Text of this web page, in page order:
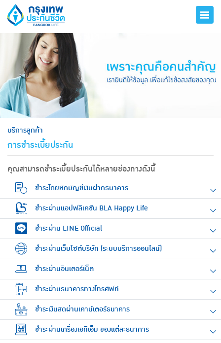
บริการลูกค้า
การชำระเบี้ยประกัน
คุณสามารถชำระเบี้ยประกันได้หลายช่องทางดังนี้
ชำระโดยหักบัญชีเงินฝากธนาคาร
ชำระผ่านแอปพลิเคชัน BLA Happy Life
ชำระผ่าน LINE Official
ชำระผ่านเว็บไซต์บริษัท (ระบบบริการออนไลน์)
ชำระผ่านอินเตอร์เน็ต
ชำระผ่านธนาคารทางโทรศัพท์
ชำระเงินสดผ่านเคาน์เตอร์ธนาคาร
ชำระผ่านเครื่องเอทีเอ็ม ของแต่ละธนาคาร